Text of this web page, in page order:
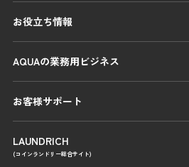
お役立ち情報
AQUAの業務用ビジネス
お客様サポート
LAUNDRICH
(コインランドリー総合サイト)